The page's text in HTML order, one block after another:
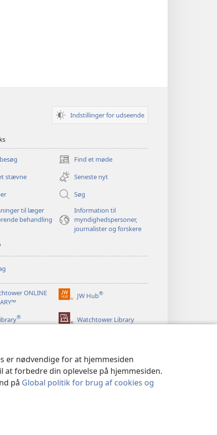
er nødvendige for at hjemmesiden
at forbedre din oplevelse på hjemmesiden.
på Global politik for brug af cookies og
Indstillinger for udseende
Find et møde
(åbner
nyt
vindue)
stævne
Seneste nyt
Søg
til læger
behandling
Information til
myndighedspersoner,
journalister og forskere
ONLINE
JW Hub®
(åbner
vindue)
® Watchtower Library